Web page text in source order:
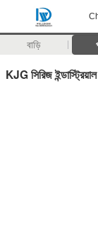
বাড়ি
KJG সিরিজ